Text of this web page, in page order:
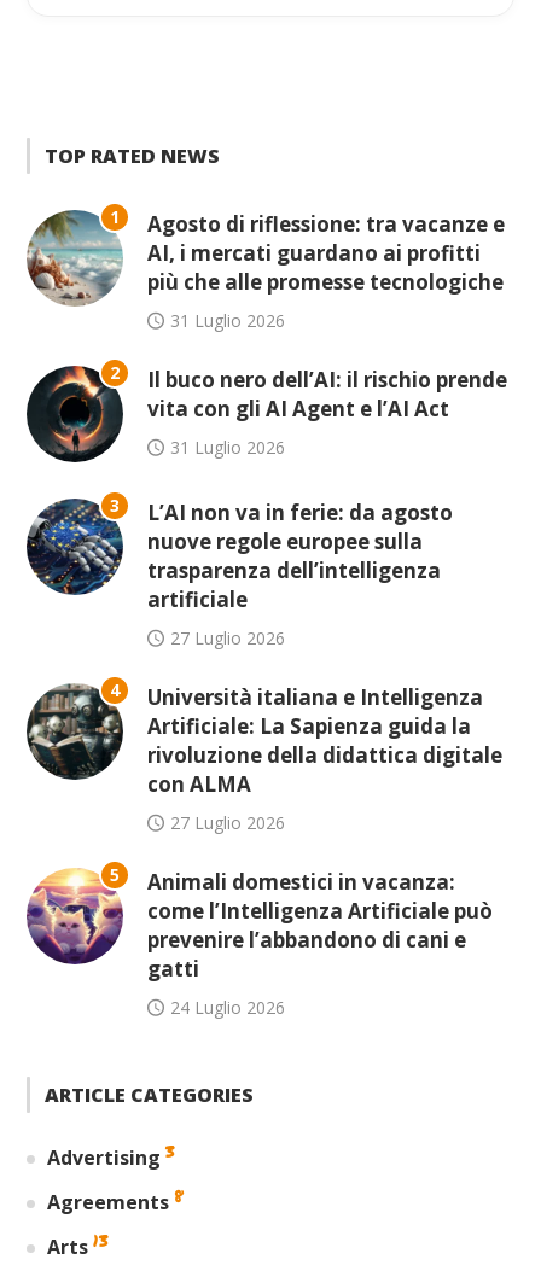
TOP RATED NEWS
1
Agosto di riflessione: tra vacanze e
AI, i mercati guardano ai profitti
più che alle promesse tecnologiche
31 Luglio 2026
2
Il buco nero dell’AI: il rischio prende
vita con gli AI Agent e l’AI Act
31 Luglio 2026
3
L’AI non va in ferie: da agosto
nuove regole europee sulla
trasparenza dell’intelligenza
artificiale
27 Luglio 2026
4
Università italiana e Intelligenza
Artificiale: La Sapienza guida la
rivoluzione della didattica digitale
con ALMA
27 Luglio 2026
5
Animali domestici in vacanza:
come l’Intelligenza Artificiale può
prevenire l’abbandono di cani e
gatti
24 Luglio 2026
ARTICLE CATEGORIES
Advertising 3
Agreements 8
Arts 13